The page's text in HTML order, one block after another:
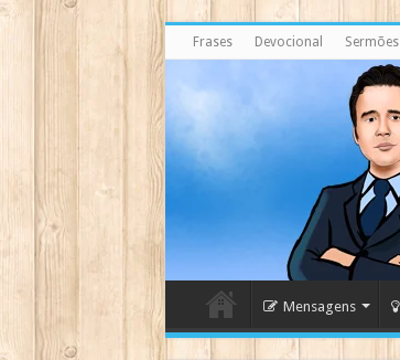
Frases Devocional Sermões
Mensagens